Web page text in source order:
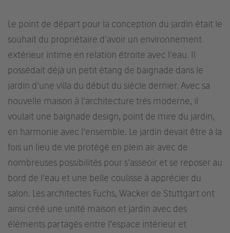
Le point de départ pour la conception du jardin était le
souhait du propriétaire d'avoir un environnement
extérieur intime en relation étroite avec l'eau. Il
possédait déjà un petit étang de baignade dans le
jardin d'une villa du début du siècle dernier. Avec sa
nouvelle maison à l'architecture très moderne, il
voulait une baignade design, point de mire du jardin,
en harmonie avec l'ensemble. Le jardin devait être à la
fois un lieu de vie protégé en plein air avec de
nombreuses possibilités pour s'asseoir et se reposer au
bord de l'eau et une belle coulisse à apprécier du
salon. Les architectes Fuchs, Wacker de Stuttgart ont
ainsi créé une unité maison et jardin avec des
éléments partagés entre l’espace intérieur et